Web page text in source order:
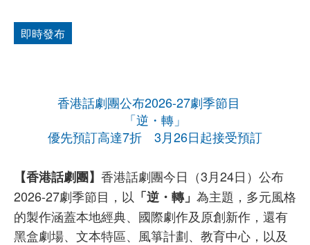
即時發布
香港話劇團公布2026-27劇季節目
「逆・轉」
優先預訂高達7折 3月26日起接受預訂
【香港話劇團】 香港話劇團今日（3月24日）公布
2026-27劇季節目，以 「逆・轉」 為主題，多元風格
的製作涵蓋本地經典、國際劇作及原創新作，還有
黑盒劇場、文本特區、風箏計劃、教育中心，以及